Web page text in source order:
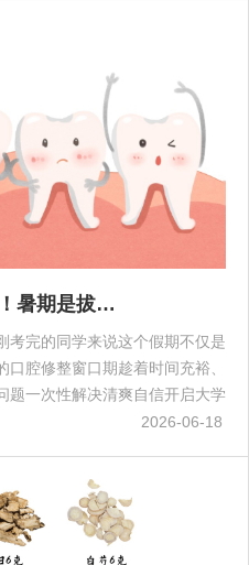
2026-06-18
暑期是拔…
考完的同学来说这个假期不仅是
腔修整窗口期趁着时间充裕、
题一次性解决清爽自信开启大学